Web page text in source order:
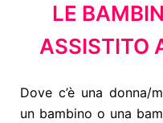
LE
ASSISTITO
Dove c’è una donna/
un bambino o una